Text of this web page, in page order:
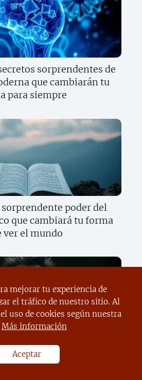
sorprendentes de
que cambiarán tu
para siempre
sorprendente poder del
que cambiará tu forma
ver el mundo
secreto del sargazo
conocer ahora mismo
mejorar tu experiencia de
el tráfico de nuestro sitio. Al
uso de cookies según nuestra
Más información
Aceptar